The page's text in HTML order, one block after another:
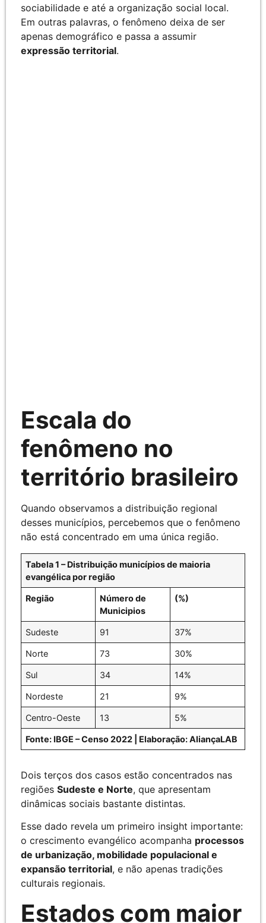
sociabilidade e até a organização social local.
Em outras palavras, o fenômeno deixa de ser
apenas demográfico e passa a assumir
expressão territorial.
Escala do
fenômeno no
território brasileiro
Quando observamos a distribuição regional
desses municípios, percebemos que o fenômeno
não está concentrado em uma única região.
Tabela 1 – Distribuição municípios de maioria
evangélica por região
Região
Número de
Municipios
(%)
Sudeste 91 37%
Norte 73 30%
Sul 34 14%
Nordeste 21 9%
Centro-Oeste 13 5%
Fonte: IBGE – Censo 2022 | Elaboração: AliançaLAB
Dois terços dos casos estão concentrados nas
regiões Sudeste e Norte, que apresentam
dinâmicas sociais bastante distintas.
Esse dado revela um primeiro insight importante:
o crescimento evangélico acompanha processos
de urbanização, mobilidade populacional e
expansão territorial, e não apenas tradições
culturais regionais.
Estados com maior